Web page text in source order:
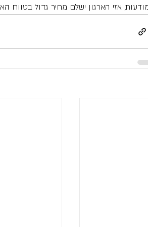
אזי הארגון ישלם מחיר גדול בטווח